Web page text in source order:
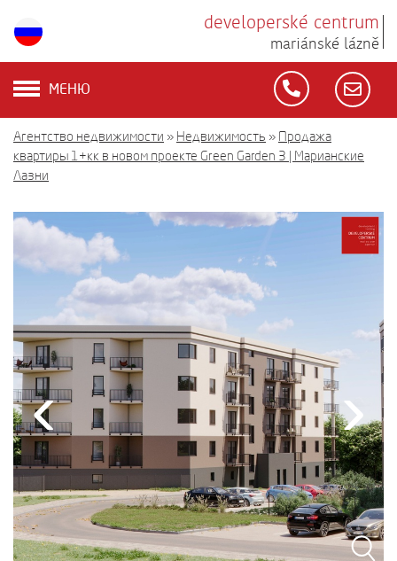
developerské centrum
mariánské lázně
МЕНЮ
Агентство недвижимости » Недвижимость » Продажа
квартиры 1+кк в новом проекте Green Garden 3 | Марианские
Лазни
‹ ›